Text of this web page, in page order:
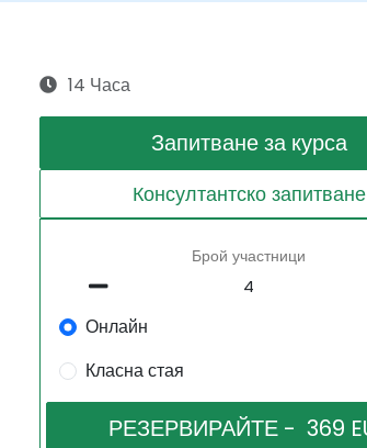
14 Часа
Запитване за курса
Консултантско запитване
Брой участници
Онлайн
Класна стая